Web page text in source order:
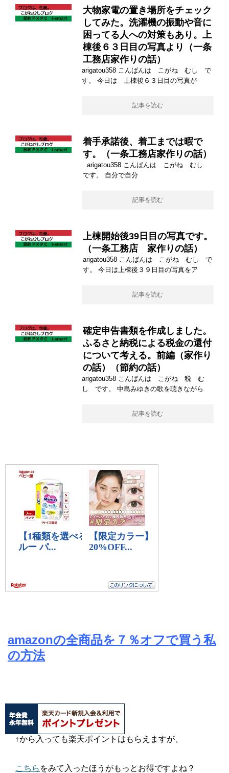
大物家電の置き場所をチェック
してみた。洗濯機の振動や音に
困ってる人への対策もあり。上
棟後６３日目の写真より（一条
工務店家作りの話）
arigatou358 こんばんは こがね むし で
す。 今日は 上棟後６３日目の写真が
記事を読む
着手承諾後、着工までは暇で
す。（一条工務店家作りの話）
arigatou358 こんばんは こがね むし
です。 自分で自分
記事を読む
上棟開始後39日目の写真です。
（一条工務店 家作りの話）
arigatou358 こんばんは こがね むし で
す。 今日は上棟後３９日目の写真をア
記事を読む
確定申告書類を作成しました。
ふるさと納税による税金の還付
について考える。前編（家作り
の話）（節約の話）
arigatou358 こんばんは こがね 税 む
し です。 中島みゆきの歌を聴きながら
記事を読む
amazonの全商品を７％オフで買う私
の方法
↑から入っても楽天ポイントはもらえますが、
こちら をみて入ったほうがもっとお得ですよね？